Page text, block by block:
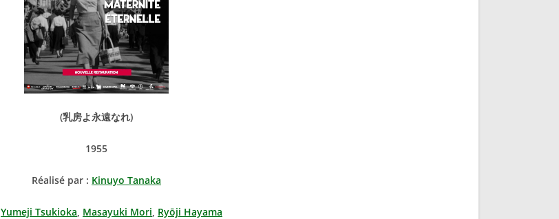
(乳房よ永遠なれ)
1955
Réalisé par : Kinuyo Tanaka
Yumeji Tsukioka, Masayuki Mori, Ryōji Hayama